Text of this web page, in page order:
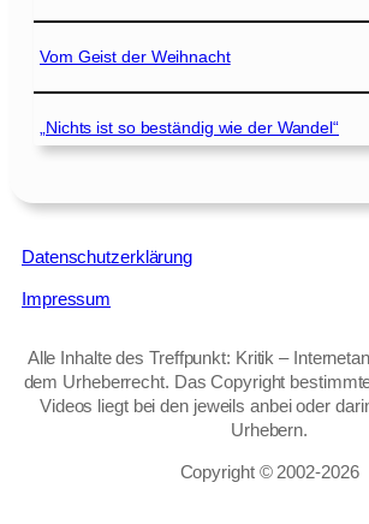
Vom Geist der Weihnacht
„Nichts ist so beständig wie der Wandel“
Datenschutzerklärung
Impressum
Alle Inhalte des Treffpunkt: Kritik –
dem Urheberrecht. Das Copyright
Videos liegt bei den jeweils anbei oder
Urhebern.
Copyright © 2002‑2026